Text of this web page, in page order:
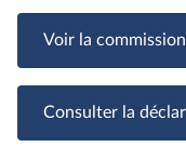
Voir la commission
Consulter la